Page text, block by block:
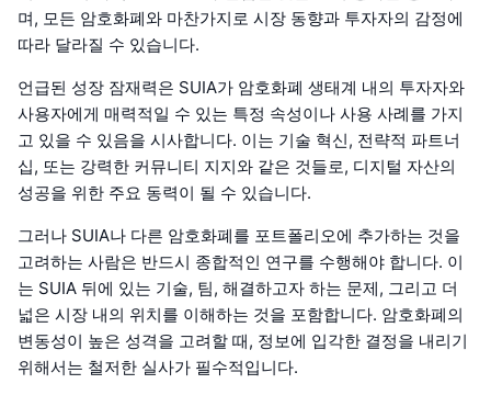
며, 모든 암호화폐와 마찬가지로 시장 동향과 투자자의 감정에
따라 달라질 수 있습니다.
언급된 성장 잠재력은 SUIA가 암호화폐 생태계 내의 투자자와
사용자에게 매력적일 수 있는 특정 속성이나 사용 사례를 가지
고 있을 수 있음을 시사합니다. 이는 기술 혁신, 전략적 파트너
십, 또는 강력한 커뮤니티 지지와 같은 것들로, 디지털 자산의
성공을 위한 주요 동력이 될 수 있습니다.
그러나 SUIA나 다른 암호화폐를 포트폴리오에 추가하는 것을
고려하는 사람은 반드시 종합적인 연구를 수행해야 합니다. 이
는 SUIA 뒤에 있는 기술, 팀, 해결하고자 하는 문제, 그리고 더
넓은 시장 내의 위치를 이해하는 것을 포함합니다. 암호화폐의
변동성이 높은 성격을 고려할 때, 정보에 입각한 결정을 내리기
위해서는 철저한 실사가 필수적입니다.